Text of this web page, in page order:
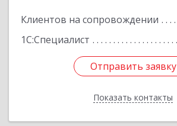
Клиентов на сопровождении
1С:Специалист
Отправить заявку
Показать контакты
Отправить заявку
Назад